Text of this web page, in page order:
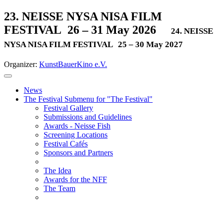
23. NEISSE NYSA NISA FILM
FESTIVAL 26 – 31 May 2026
24. NEISSE
NYSA NISA FILM FESTIVAL 25 – 30 May 2027
Organizer: KunstBauerKino e.V.
News
The Festival Submenu for "The Festival"
Festival Gallery
Submissions and Guidelines
Awards - Neisse Fish
Screening Locations
Festival Cafés
Sponsors and Partners
The Idea
Awards for the NFF
The Team